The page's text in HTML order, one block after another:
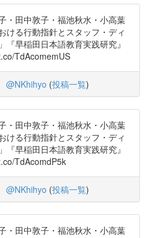
・田中敦子・福池秋水・小高葉
ける行動指針とスタッフ・ディ
早稲田日本語教育実践研究』
TdAcomemUS
@NKhihyo (投稿一覧)
・田中敦子・福池秋水・小高葉
ける行動指針とスタッフ・ディ
早稲田日本語教育実践研究』
TdAcomdP5k
@NKhihyo (投稿一覧)
・田中敦子・福池秋水・小高葉